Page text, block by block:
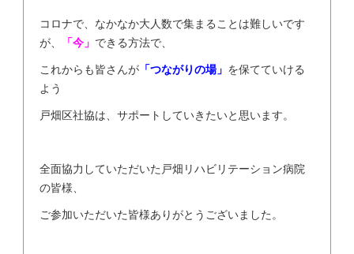
コロナで、なかなか大人数で集まることは難しいです
が、
「今」 できる方法で、
これからも皆さんが「つながりの場」 を保てていける
よう
戸畑区社協は、サポートしていきたいと思います。
全面協力していただいた戸畑リハビリテーション病院
の皆様、
ご参加いただいた皆様ありがとうございました。